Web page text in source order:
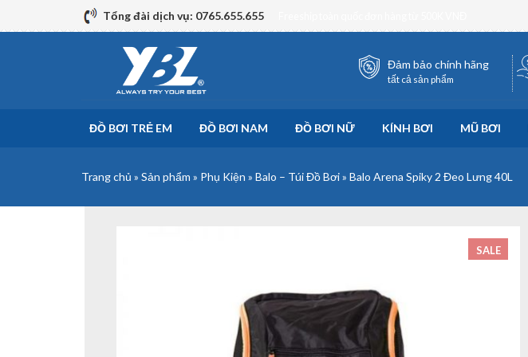
to
Tổng đài dịch vụ: 0765.655.655
Đảm bảo chính hãng
tất cả sản phẩm
ĐỒ BƠI TRẺ EM ĐỒ BƠI NAM ĐỒ BƠI NỮ KÍNH BƠI MŨ BƠI
Trang chủ » Sản phẩm » Phụ Kiện » Balo – Túi Đồ Bơi» Balo Arena Spiky 2 Đeo Lưng 40L
SALE